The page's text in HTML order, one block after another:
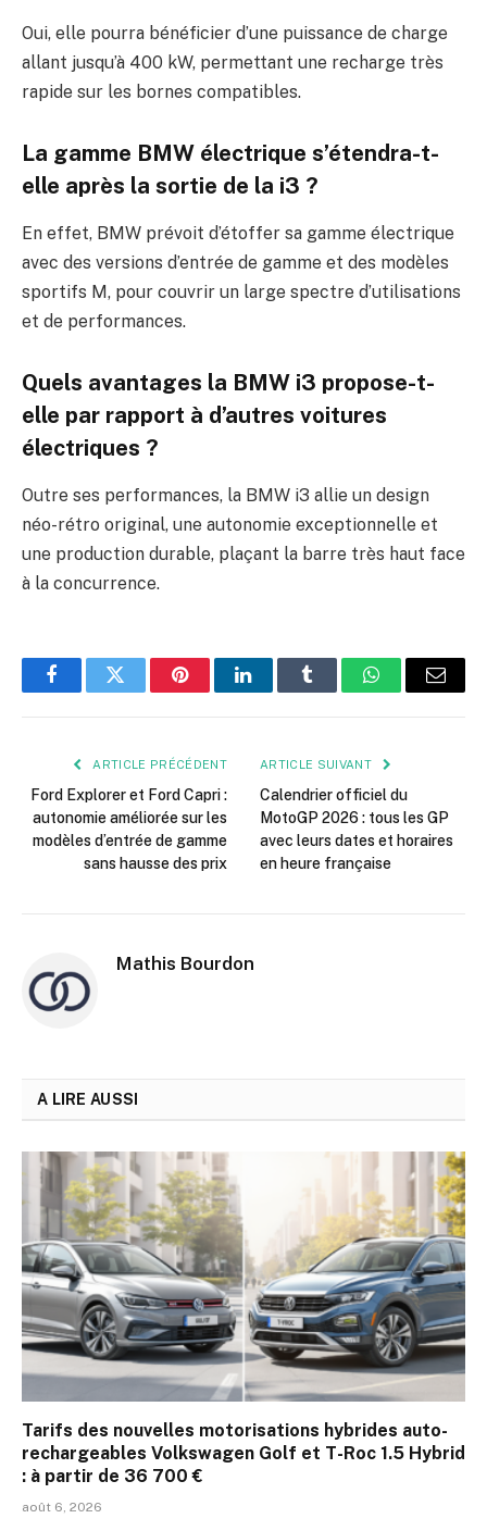
Oui, elle pourra bénéficier d’une puissance de charge
allant jusqu’à 400 kW, permettant une recharge très
rapide sur les bornes compatibles.
La gamme BMW électrique s’étendra-t-
elle après la sortie de la i3 ?
En effet, BMW prévoit d’étoffer sa gamme électrique
avec des versions d’entrée de gamme et des modèles
sportifs M, pour couvrir un large spectre d’utilisations
et de performances.
Quels avantages la BMW i3 propose-t-
elle par rapport à d’autres voitures
électriques ?
Outre ses performances, la BMW i3 allie un design
néo-rétro original, une autonomie exceptionnelle et
une production durable, plaçant la barre très haut face
à la concurrence.
FacebookTwitter PinterestLinkedInTumblr WhatsApp
E-
ARTICLE PRÉCÉDENT
Ford Explorer et Ford Capri :
autonomie améliorée sur les
modèles d’entrée de gamme
sans hausse des prix
ARTICLE SUIVANT
Calendrier officiel du
MotoGP 2026 : tous les GP
avec leurs dates et horaires
en heure française
Mathis Bourdon
A LIRE AUSSI
Tarifs des nouvelles motorisations hybrides auto-
rechargeables Volkswagen Golf et T-Roc 1.5 Hybrid
: à partir de 36 700 €
août 6, 2026